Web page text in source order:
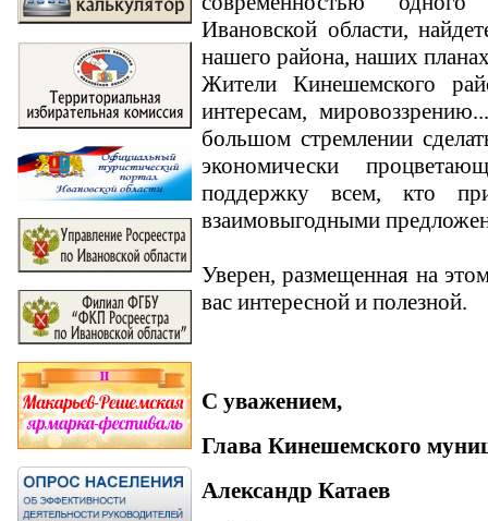
Ивановской области,
нашего района, наших
Жители Кинешемского
интересам,
большом стремлении
экономически
поддержку всем, кто
взаимовыгодными
Уверен, размещенная на
вас интересной и полезной.
С уважением,
Глава Кинешемского
Александр Катаев